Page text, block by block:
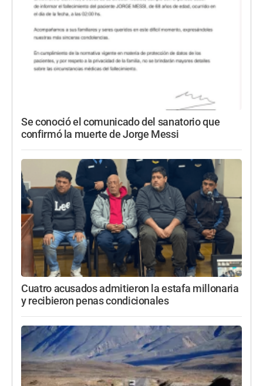
Se conoció el comunicado del sanatorio que
confirmó la muerte de Jorge Messi
Cuatro acusados admitieron la estafa millonaria
y recibieron penas condicionales